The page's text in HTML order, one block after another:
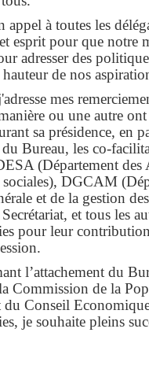
appel à toutes les
esprit pour que notre
adresser des
de nos
mes
ou une autre
sa présidence, en
Bureau, les co-
(Département des
DGCAM
et de la gestion des
et tous les
pour leur
l’attachement du
Commission de la
Conseil
je souhaite pleins